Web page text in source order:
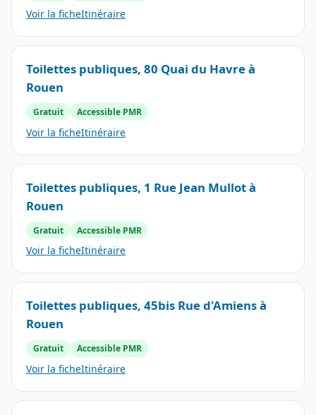
Voir la ficheItinéraire
Toilettes publiques, 80 Quai du Havre à
Rouen
Gratuit Accessible PMR
Voir la ficheItinéraire
Toilettes publiques, 1 Rue Jean Mullot à
Rouen
Gratuit Accessible PMR
Voir la ficheItinéraire
Toilettes publiques, 45bis Rue d'Amiens à
Rouen
Gratuit Accessible PMR
Voir la ficheItinéraire